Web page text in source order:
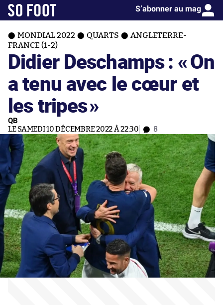
S’abonner au mag
MONDIAL 2022 QUARTS
ANGLETERRE-
FRANCE (1-2)
Didier Deschamps : «On
a tenu avec le cœur et
les tripes»
QB
LE SAMEDI 10 DÉCEMBRE 2022 À 22:30 8